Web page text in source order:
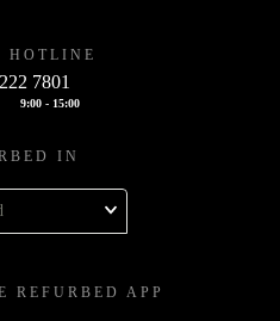
HOTLINE
7801
9:00 - 15:00
IN
REFURBED APP